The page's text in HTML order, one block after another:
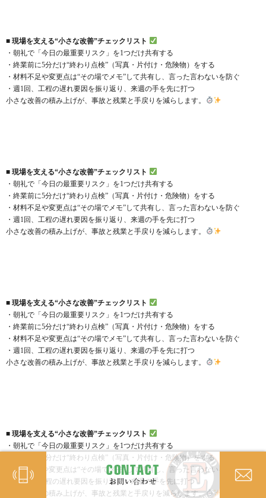
■ 現場を支える“小さな改善”チェックリスト
・朝礼で「今日の最重要リスク」を1つだけ共有する
・終業前に5分だけ“終わり点検”（写真・片付け・危険物）をする
・材料不足や変更点は“その場でメモ”して共有し、言った言わないを防ぐ
・週1回、工程の遅れ要因を振り返り、来週の手を先に打つ
小さな改善の積み上げが、事故と残業と手戻りを減らします。
■ 現場を支える“小さな改善”チェックリスト
・朝礼で「今日の最重要リスク」を1つだけ共有する
・終業前に5分だけ“終わり点検”（写真・片付け・危険物）をする
・材料不足や変更点は“その場でメモ”して共有し、言った言わないを防ぐ
・週1回、工程の遅れ要因を振り返り、来週の手を先に打つ
小さな改善の積み上げが、事故と残業と手戻りを減らします。
■ 現場を支える“小さな改善”チェックリスト
・朝礼で「今日の最重要リスク」を1つだけ共有する
・終業前に5分だけ“終わり点検”（写真・片付け・危険物）をする
・材料不足や変更点は“その場でメモ”して共有し、言った言わないを防ぐ
・週1回、工程の遅れ要因を振り返り、来週の手を先に打つ
小さな改善の積み上げが、事故と残業と手戻りを減らします。
■ 現場を支える“小さな改善”チェックリスト
・朝礼で「今日の最重要リスク」を1つだけ共有する
・終業前に5分だけ“終わり点検”（写真・片付け・危険物）をする
・材料不足や変更点は“その場でメモ”して共有し、言った言わないを防ぐ
・週1回、工程の遅れ要因を振り返り、来週の手を先に打つ
小さな改善の積み上げが、事故と残業と手戻りを減らします。